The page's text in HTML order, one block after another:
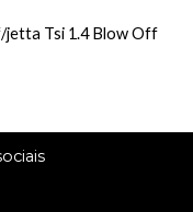
jetta Tsi 1.4 Blow Off